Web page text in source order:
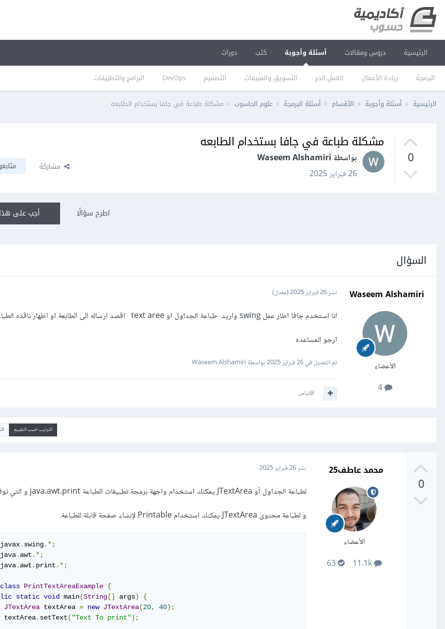
الرئيسية دروس ومقالات أسئلة وأجوبة
البرمجة ريادة الأعمال العمل الحر التسويق والمبيعات التصميم DevOps البرامج والتطبيقات
كتب دورات
الرئيسية أسئلة وأجوبة الأقسام أسئلة البرمجة علوم الحاسوب مشكلة طباعة في جافا بستخدام الطابعه
0
مشكلة طباعة في جافا بستخدام الطابعه
بواسطة Waseem Alshamiri
26 فبراير 2025
مشاركة
أجب على اطرح سؤالًا
السؤال
Waseem Alshamiri
الأعضاء
4
نشر26 فبراير 2025 (معدل)
انا استخدم جافا اطار عمل swing واريد طباعة الجداول او text aree اقصد ارساله الى الطابعة او اظهار ناقذه الطباعه
ارجو المساعده
تم التعديل في26 فبراير 2025 بواسطة Waseem Alshamiri
اقتباس
الترتيب حسب التقييم
0
محمد عاطف25
الأعضاء
11.1k
63
نشر26 فبراير 2025
لطباعة الجداول أو JTextArea يمكنك استخدام واجهة برمجة تطبيقات الطباعة java.awt.print و التي توفرها Java.
و لطباعة محتوى JTextArea يمكنك استخدام Printable لإنشاء صفحة قابلة للطباعة.
javax. swing.*;
java. awt .*;
java. awt . print .*;
class PrintTextAreaExample {
static void main(String [] args)
{
JTextArea textArea = new JTextArea(20, 40);
textArea
. setText( "Text To print");